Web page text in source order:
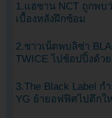
1.แฮชาน NCT ถูกพบ
เบื้องหลังฝึกซ้อม
2.ชาวเน็ตพบลิซ่า
TWICE ไปช้อปปิ้งด้ว
3.The Black Label ก
YG ย้ายอฟฟิศไปตึกใ